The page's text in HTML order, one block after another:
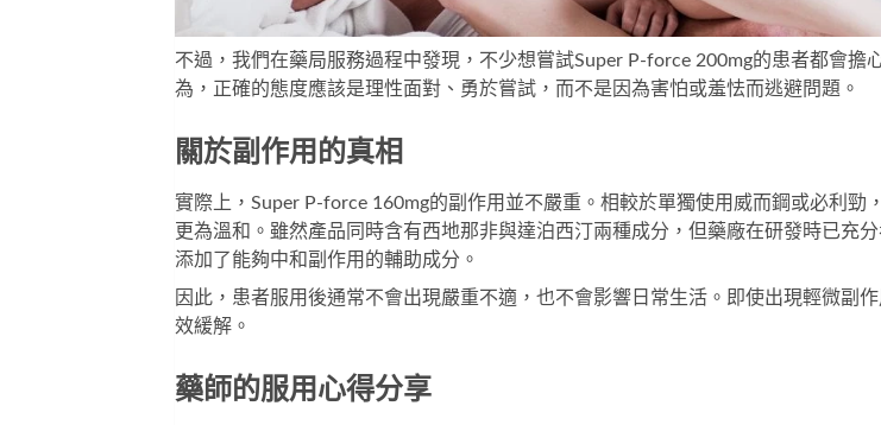
不過，我們在藥局服務過程中發現，不少想嘗試Super P-force 200mg的患者都會擔
為，正確的態度應該是理性面對、勇於嘗試，而不是因為害怕或羞怯而逃避問題。
關於副作用的真相
實際上， Super P-force 160mg的副作用並不嚴重。相較於單獨使用威而鋼或必利勁
更為溫和。雖然產品同時含有西地那非與達泊西汀兩種成分，但藥廠在研發時已充
添加了能夠中和副作用的輔助成分。
因此，患者服用後通常不會出現嚴重不適，也不會影響日常生活。即使出現輕微副
效緩解。
藥師的服用心得分享